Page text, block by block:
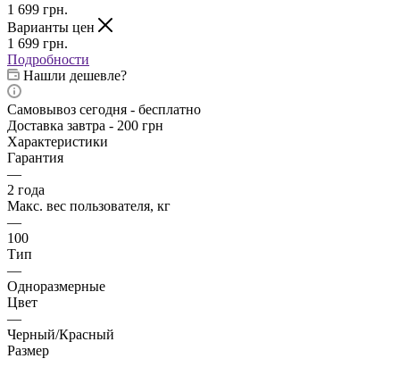
1 699 грн.
Варианты цен
1 699 грн.
Подробности
Нашли дешевле?
Самовывоз сегодня - бесплатно
Доставка завтра - 200 грн
Характеристики
Гарантия
—
2 года
Макс. вес пользователя, кг
—
100
Тип
—
Одноразмерные
Цвет
—
Черный/Красный
Размер